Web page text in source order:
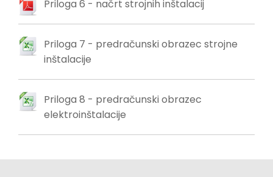
Priloga 6 - načrt strojnih inštalacij
Priloga 7 - predračunski obrazec strojne
inštalacije
Priloga 8 - predračunski obrazec
elektroinštalacije